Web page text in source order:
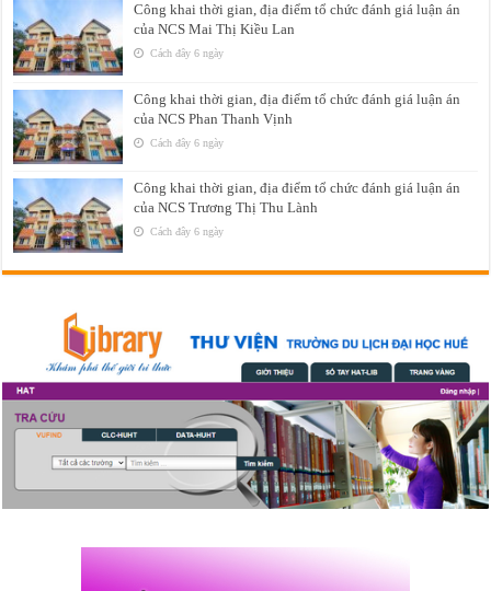
Công khai thời gian, địa điểm tổ chức đánh giá luận án
của NCS Mai Thị Kiều Lan
Cách đây 6 ngày
Công khai thời gian, địa điểm tổ chức đánh giá luận án
của NCS Phan Thanh Vịnh
Cách đây 6 ngày
Công khai thời gian, địa điểm tổ chức đánh giá luận án
của NCS Trương Thị Thu Lành
Cách đây 6 ngày